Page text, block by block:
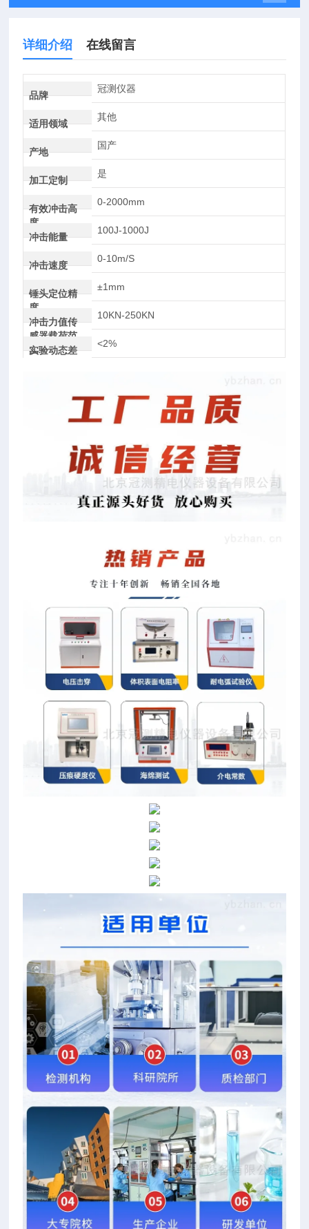
详细介绍 在线留言
品牌
冠测仪器
适用领域
其他
产地
国产
加工定制
是
有效冲击高
度
0-2000mm
冲击能量
100J-1000J
冲击速度
0-10m/S
锤头定位精
度
±1mm
冲击力值传
感器载荷范
围
10KN-250KN
实验动态差
<2%